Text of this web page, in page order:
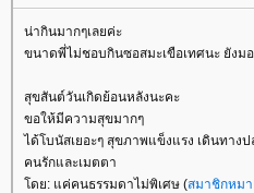
น่ากินมากๆเลยค่ะ
ขนาดพี่ไม่ชอบกินซอสมะเขือเทศนะ ยังม
สุขสันต์วันเกิดย้อนหลังนะคะ
ขอให้มีความสุขมากๆ
ได้โบนัสเยอะๆ สุขภาพแข็งแรง เดินทาง
คนรักและเมตตา
ดย: แค่คนธรรมดาไม่พิเศษ (สมาชิกหมา